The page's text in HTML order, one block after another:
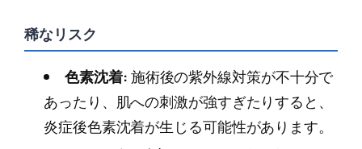
稀なリスク
色素沈着:施術後の紫外線対策が不十分で
あったり、肌への刺激が強すぎたりすると、
炎症後色素沈着が生じる可能性があります。